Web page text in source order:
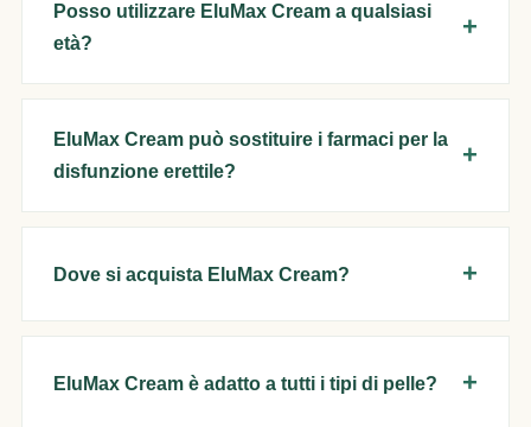
Posso utilizzare EluMax Cream a qualsiasi
età?
EluMax Cream può sostituire i farmaci per la
disfunzione erettile?
Dove si acquista EluMax Cream?
EluMax Cream è adatto a tutti i tipi di pelle?